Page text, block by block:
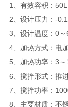
1、有效容积：50L
2、设计压力：-
3、设计温度：0
4、加热方式：电
5、加热功率：3～
6、搅拌形式：推
7、搅拌功率：
8、主要材质：不